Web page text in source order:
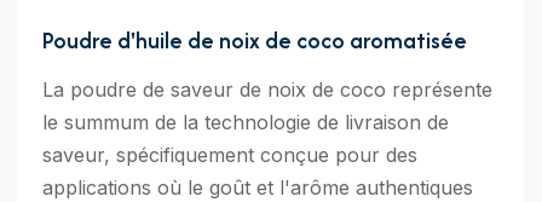
Poudre d'huile de noix de coco aromatisée
La poudre de saveur de noix de coco représente
le summum de la technologie de livraison de
saveur, spécifiquement conçue pour des
applications où le goût et l'arôme authentiques